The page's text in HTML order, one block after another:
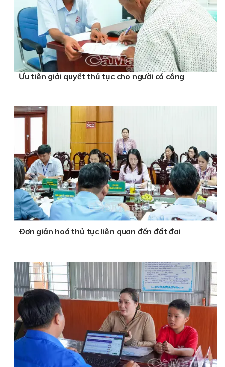
Ưu tiên giải quyết thủ tục cho người có công
Ðơn giản hoá thủ tục liên quan đến đất đai